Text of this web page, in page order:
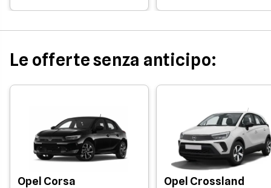
Le offerte senza anticipo:
Opel Corsa Opel Crossland